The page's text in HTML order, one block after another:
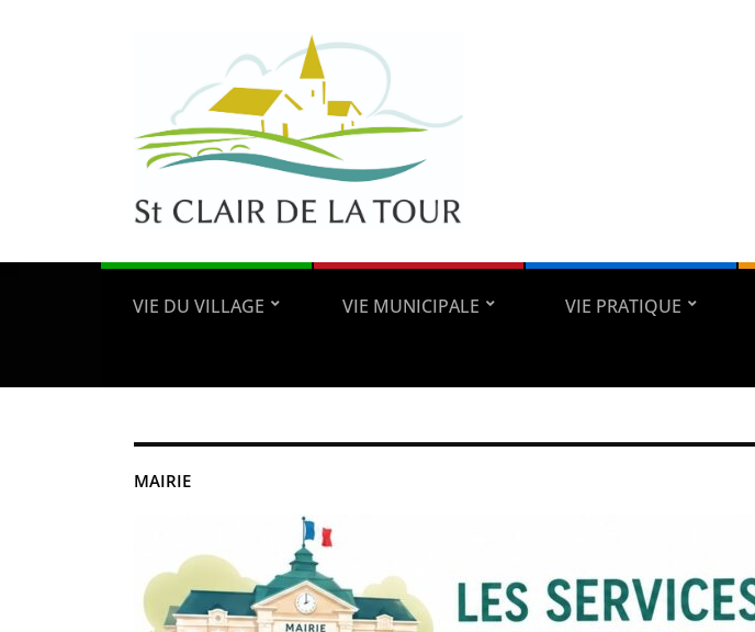
VIE DU VILLAGE VIE MUNICIPALE VIE PRATIQUE
MAIRIE